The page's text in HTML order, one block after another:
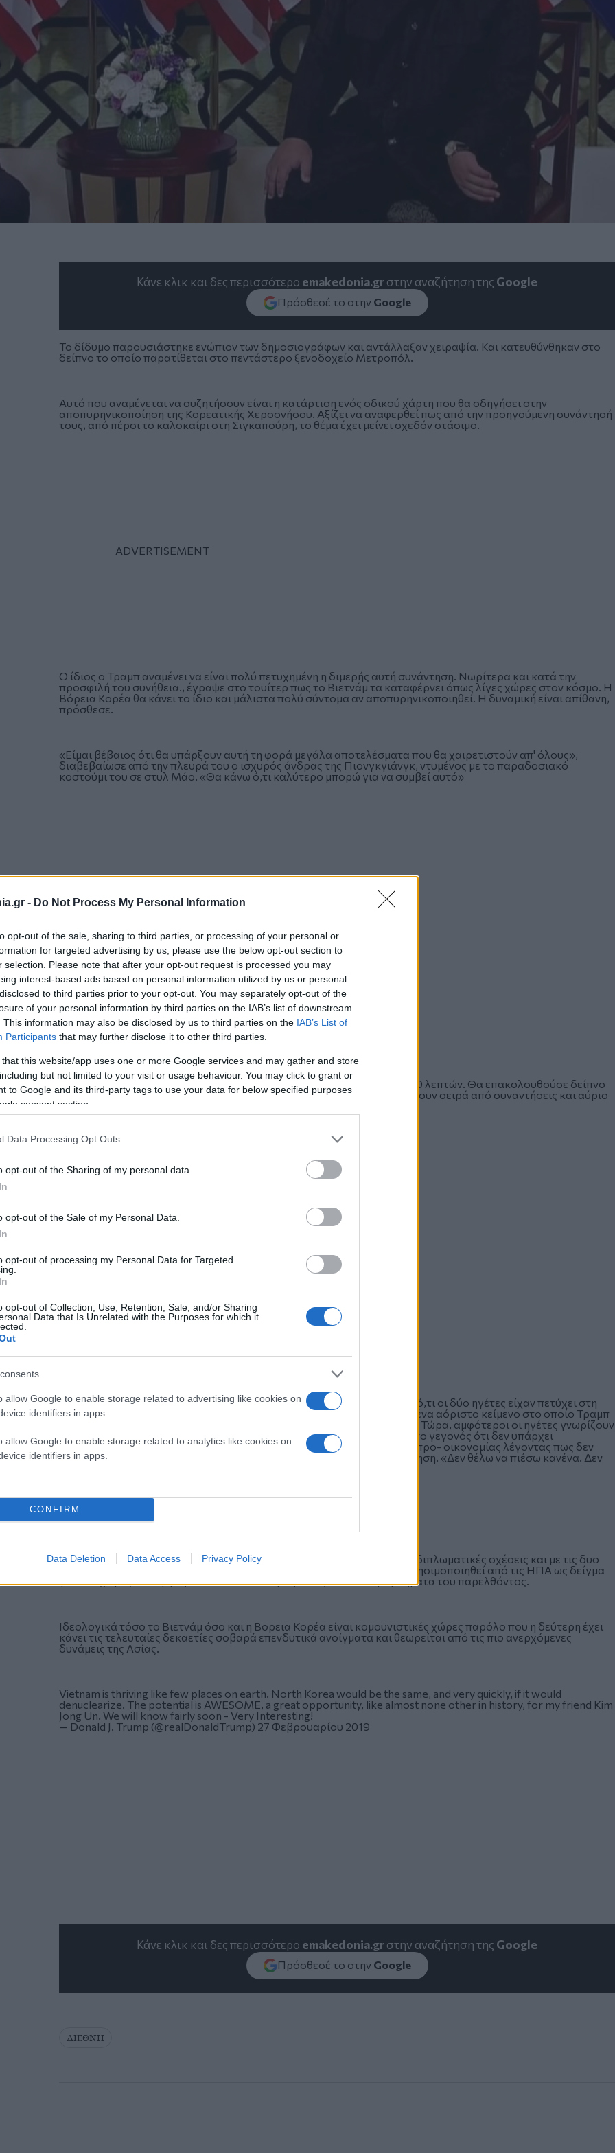
- Do Not Process My Personal Information
opt-out of the sale, sharing to third parties, or processing of your personal or
for targeted advertising by us, please use the below opt-out section to
selection. Please note that after your opt-out request is processed you may
interest-based ads based on personal information utilized by us or personal
to third parties prior to your opt-out. You may separately opt-out of the
of your personal information by third parties on the IAB’s list of downstream
This information may also be disclosed by us to third parties on the IAB’s List of
Participants that may further disclose it to other third parties.
that this website/app uses one or more Google services and may gather and store
but not limited to your visit or usage behaviour. You may click to grant or
to Google and its third-party tags to use your data for below specified purposes
consent section.
Data Processing Opt Outs
opt-out of the Sharing of my personal data.
opt-out of the Sale of my Personal Data.
opt-out of processing my Personal Data for Targeted
opt-out of Collection, Use, Retention, Sale, and/or Sharing
Data that Is Unrelated with the Purposes for which it
allow Google to enable storage related to advertising like cookies on
identifiers in apps.
allow Google to enable storage related to analytics like cookies on
identifiers in apps.
CONFIRM
Data Deletion Data Access Privacy Policy
Κάνε κλικ και δες περισσότερο emakedonia.grστην αναζήτηση της Google
Πρόσθεσέ το στην Google
Το δίδυμο παρουσιάστηκε ενώπιον των δημοσιογράφων και αντάλλαξαν χειραψία. Και κατευθύνθηκαν στο
δείπνο το οποίο παρατίθεται στο πεντάστερο ξενοδοχείο Μετροπόλ.
Αυτό που αναμένεται να συζητήσουν είναι η κατάρτιση ενός οδικού χάρτη που θα οδηγήσει στην
αποπυρηνικοποίηση της Κορεατικής Χερσονήσου. Αξίζει να αναφερθεί πως από την προηγούμενη συνάντησή
τους, από πέρσι το καλοκαίρι στη Σιγκαπούρη, το θέμα έχει μείνει σχεδόν στάσιμο.
Ο ίδιος ο Τραμπ αναμένει να είναι πολύ πετυχημένη η διμερής αυτή συνάντηση. Νωρίτερα και κατά την
προσφιλή του συνήθεια., έγραψε στο τουίτερ πως το Βιετνάμ τα καταφέρνει όπως λίγες χώρες στον κόσμο. Η
Βόρεια Κορέα θα κάνει το ίδιο και μάλιστα πολύ σύντομα αν αποπυρηνικοποιηθεί. Η δυναμική είναι απίθανη,
πρόσθεσε.
«Είμαι βέβαιος ότι θα υπάρξουν αυτή τη φορά μεγάλα αποτελέσματα που θα χαιρετιστούν απ' όλους»,
διαβεβαίωσε από την πλευρά του ο ισχυρός άνδρας της Πιονγκγιάνγκ, ντυμένος με το παραδοσιακό
κοστούμι του σε στυλ Μάο. «Θα κάνω ό,τι καλύτερο μπορώ για να συμβεί αυτό»
Το πρόγραμμα
Η πρώτη συνάντηση των δυο τους αναμενόταν να διαρκέσει περί των 20 λεπτών. Θα επακολουθούσε δείπνο
των αντιπροσωπειών, σύμφωνα με τον Λευκό Οίκο. Οι δυο ηγέτες θα έχουν σειρά από συναντήσεις και αύριο
Πέμπτη αλλά η ακριβής τους ατζέντα δεν έχει ανακοινωθεί επίσημα.
Η συνάντηση στο Ανόι του Βιετνάμ θεωρητικά στόχο έχει να συνεχίσει ό,τι οι δύο ηγέτες είχαν πετύχει στη
συνάντησή τους στη Σιγκαπούρη, πέρσι τον Ιούνιο. Τότε κατέληξαν σε ένα αόριστο κείμενο στο οποίο Τραμπ
και Κιμ είχαν συμφωνήσει να εργαστούν προς την αποπυρηνικοποίηση. Τώρα, αμφότεροι οι ηγέτες γνωρίζουν
πως πρέπει πλέον να απαντήσουν σε όσους έχουν ασκήσει κριτική για το γεγονός ότι δεν υπάρχει
συγκεκριμένο αποτέλεσμα. Πάντως, ο Τραμπ φάνηκε υπέρμαχος της… προ- οικονομίας λέγοντας πως δεν
υπάρχει βιασύνη για πίεση προς τη Βόρεια Κορέα για αποπυρηνικοποίηση. «Δεν θέλω να πιέσω κανένα. Δεν
Γιατί το Βιετνάμ;
Το Βιετνάμ φάνταζε ως η ιδανική τοποθεσία για πολλούς λόγους. Έχει διπλωματικές σχέσεις και με τις δυο
χώρες- παρόλο που κάποτε ήταν εχθρική με τις ΗΠΑ- και μπορεί να χρησιμοποιηθεί από τις ΗΠΑ ως δείγμα
για δυο χώρες που εργάζονται από κοινού βάζοντας πίσω τα προβλήματα του παρελθόντος.
Ιδεολογικά τόσο το Βιετνάμ όσο και η Βορεια Κορέα είναι κομουνιστικές χώρες παρόλο που η δεύτερη έχει
κάνει τις τελευταίες δεκαετίες σοβαρά επενδυτικά ανοίγματα και θεωρείται από τις πιο ανερχόμενες
δυνάμεις της Ασίας.
Vietnam is thriving like few places on earth. North Korea would be the same, and very quickly, if it would
denuclearize. The potential is AWESOME, a great opportunity, like almost none other in history, for my friend Kim
Jong Un. We will know fairly soon - Very Interesting!
— Donald J. Trump (@realDonaldTrump) 27 Φεβρουαρίου 2019
Κάνε κλικ και δες περισσότερο emakedonia.grστην αναζήτηση της Google
Πρόσθεσέ το στην Google
ΔΙΕΘΝΗ